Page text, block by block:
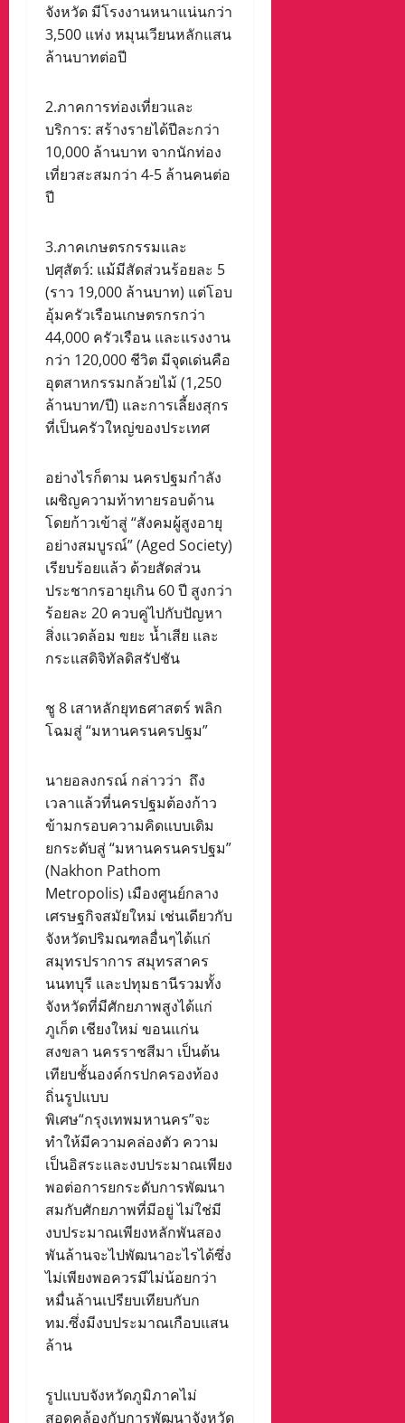
จังหวัด มีโรงงานหนาแน่นกว่า
3,500 แห่ง หมุนเวียนหลักแสน
ล้านบาทต่อปี
2.ภาคการท่องเที่ยวและ
บริการ: สร้างรายได้ปีละกว่า
10,000 ล้านบาท จากนักท่อง
เที่ยวสะสมกว่า 4-5 ล้านคนต่อ
ปี
3.ภาคเกษตรกรรมและ
ปศุสัตว์: แม้มีสัดส่วนร้อยละ 5
(ราว 19,000 ล้านบาท) แต่โอบ
อุ้มครัวเรือนเกษตรกรกว่า
44,000 ครัวเรือน และแรงงาน
กว่า 120,000 ชีวิต มีจุดเด่นคือ
อุตสาหกรรมกล้วยไม้ (1,250
ล้านบาท/ปี) และการเลี้ยงสุกร
ที่เป็นครัวใหญ่ของประเทศ
อย่างไรก็ตาม นครปฐมกำลัง
เผชิญความท้าทายรอบด้าน
โดยก้าวเข้าสู่ “สังคมผู้สูงอายุ
อย่างสมบูรณ์” (Aged Society)
เรียบร้อยแล้ว ด้วยสัดส่วน
ประชากรอายุเกิน 60 ปี สูงกว่า
ร้อยละ 20 ควบคู่ไปกับปัญหา
สิ่งแวดล้อม ขยะ น้ำเสีย และ
กระแสดิจิทัลดิสรัปชัน
ชู 8 เสาหลักยุทธศาสตร์ พลิก
โฉมสู่ “มหานครนครปฐม”
นายอลงกรณ์ กล่าวว่า ถึง
เวลาแล้วที่นครปฐมต้องก้าว
ข้ามกรอบความคิดแบบเดิม
ยกระดับสู่ “มหานครนครปฐม”
(Nakhon Pathom
Metropolis) เมืองศูนย์กลาง
เศรษฐกิจสมัยใหม่ เช่นเดียวกับ
จังหวัดปริมณฑลอื่นๆได้แก่
สมุทรปราการ สมุทรสาคร
นนทบุรี และปทุมธานีรวมทั้ง
จังหวัดที่มีศักยภาพสูงได้แก่
ภูเก็ต เชียงใหม่ ขอนแก่น
สงขลา นครราชสีมา เป็นต้น
เทียบชั้นองค์กรปกครองท้อง
ถิ่นรูปแบบ
พิเศษ“กรุงเทพมหานคร”จะ
ทำให้มีความคล่องตัว ความ
เป็นอิสระและงบประมาณเพียง
พอต่อการยกระดับการพัฒนา
สมกับศักยภาพที่มีอยู่ ไม่ใช่มี
งบประมาณเพียงหลักพันสอง
พันล้านจะไปพัฒนาอะไรได้ซึ่ง
ไม่เพียงพอควรมีไม่น้อยกว่า
หมื่นล้านเปรียบเทียบกับก
ทม.ซึ่งมีงบประมาณเกือบแสน
ล้าน
รูปแบบจังหวัดภูมิภาคไม่
สอดคล้องกับการพัฒนาจังหวัด